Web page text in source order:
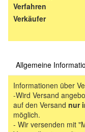
Verfahren
Verkäufer
Allgemeine
Informationen über
-Wird Versand
auf den Versand nur
möglich.
- Wir versenden mit